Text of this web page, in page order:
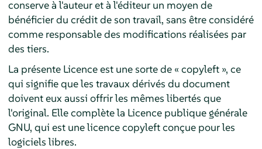
conserve à l'auteur et à l'éditeur un moyen de
bénéficier du crédit de son travail, sans être considéré
comme responsable des modifications réalisées par
des tiers.
La présente Licence est une sorte de « copyleft », ce
qui signifie que les travaux dérivés du document
doivent eux aussi offrir les mêmes libertés que
l'original. Elle complète la Licence publique générale
GNU, qui est une licence copyleft conçue pour les
logiciels libres.